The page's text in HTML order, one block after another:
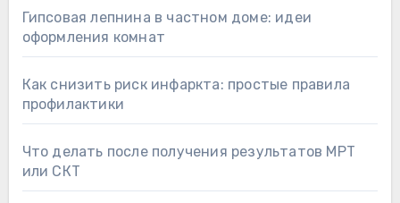
Гипсовая лепнина в частном доме: идеи
оформления комнат
Как снизить риск инфаркта: простые правила
профилактики
Что делать после получения результатов МРТ
или СКТ